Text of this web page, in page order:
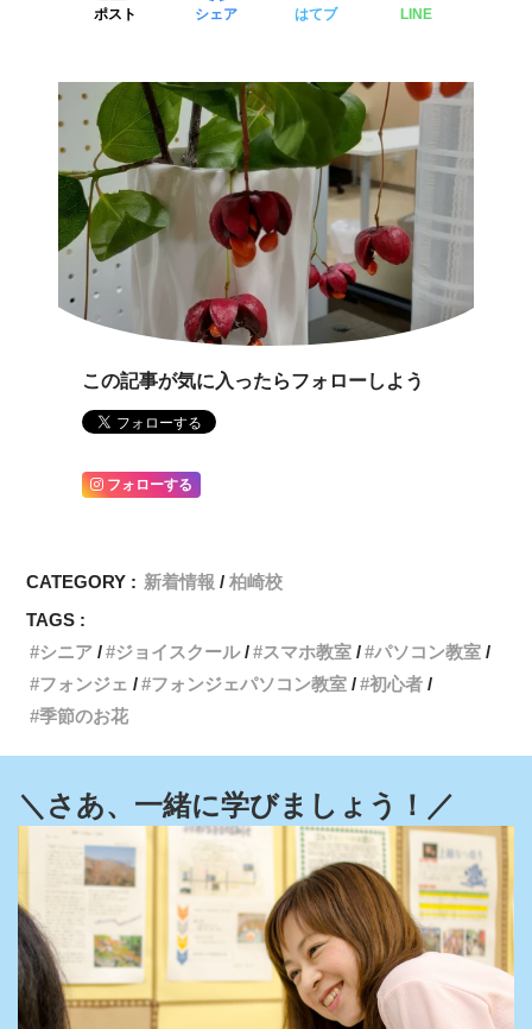
ポスト シェア はてブ LINE
この記事が気に入ったらフォローしよう
フォローする
CATEGORY : 新着情報
柏崎校
TAGS :
シニア
ジョイスクール スマホ教室
パソコン教室
フォンジェ
フォンジェパソコン教室
初心者
季節のお花
＼さあ、一緒に学びましょう！／